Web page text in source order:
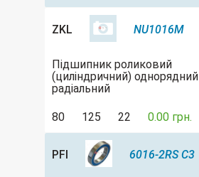
ZKL NU1016M
Підшипник роликовий
(циліндричний) однорядний
радіальний
80 125 22 0.00 грн.
PFI 6016-2RS C3